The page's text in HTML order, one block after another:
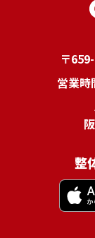
〒
営業
整